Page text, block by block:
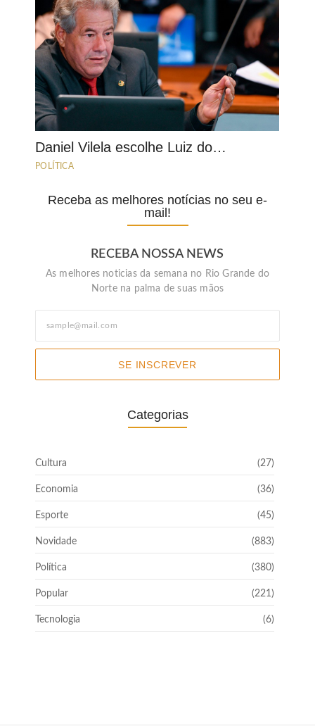
Daniel Vilela escolhe Luiz do…
POLÍTICA
Receba as melhores notícias no seu e-
mail!
RECEBA NOSSA NEWS
As melhores noticias da semana no Rio Grande do
Norte na palma de suas mãos
SE INSCREVER
Categorias
Cultura (27)
Economia (36)
Esporte (45)
Novidade (883)
Política (380)
Popular (221)
Tecnologia (6)